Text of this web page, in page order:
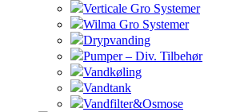
Verticale Gro Systemer
Wilma Gro Systemer
Drypvanding
Pumper – Div. Tilbehør
Vandkøling
Vandtank
Vandfilter&Osmose